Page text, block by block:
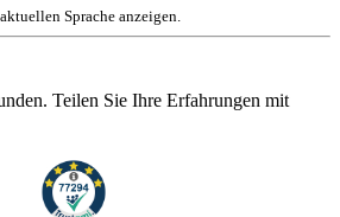
Sprache anzeigen.
Teilen Sie Ihre Erfahrungen mit